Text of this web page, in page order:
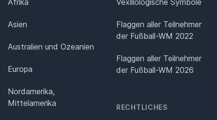
Afrika
Asien
Australien und Ozeanien
Europa
Nordamerika,
Mittelamerika
Vexillologische Symbole
Flaggen aller Teilnehmer
der Fußball-WM 2022
Flaggen aller Teilnehmer
der Fußball-WM 2026
RECHTLICHES